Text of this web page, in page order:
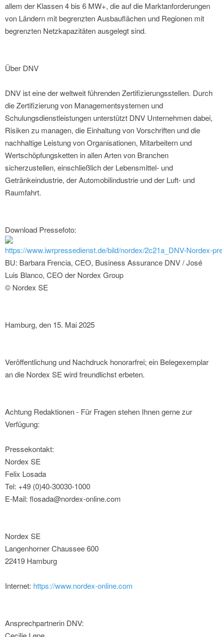
allem der Klassen 4 bis 6 MW+, die auf die Marktanforderungen
von Ländern mit begrenzten Ausbauflächen und Regionen mit
begrenzten Netzkapazitäten ausgelegt sind.
Über DNV
DNV ist eine der weltweit führenden Zertifizierungsstellen. Durch
die Zertifizierung von Managementsystemen und
Schulungsdienstleistungen unterstützt DNV Unternehmen dabei,
Risiken zu managen, die Einhaltung von Vorschriften und die
nachhaltige Leistung von Organisationen, Mitarbeitern und
Wertschöpfungsketten in allen Arten von Branchen
sicherzustellen, einschließlich der Lebensmittel- und
Getränkeindustrie, der Automobilindustrie und der Luft- und
Raumfahrt.
Download Pressefoto:
https://www.iwrpressedienst.de/bild/nordex/2c21a_DNV-Nordex-
BU: Barbara Frencia, CEO, Business Assurance DNV / José
Luis Blanco, CEO der Nordex Group
© Nordex SE
Hamburg, den 15. Mai 2025
Veröffentlichung und Nachdruck honorarfrei; ein Belegexemplar
an die Nordex SE wird freundlichst erbeten.
Achtung Redaktionen - Für Fragen stehen Ihnen gerne zur
Verfügung:
Pressekontakt:
Nordex SE
Felix Losada
Tel: +49 (0)40-30030-1000
E-Mail: flosada@nordex-online.com
Nordex SE
Langenhorner Chaussee 600
22419 Hamburg
Internet: https://www.nordex-online.com
Ansprechpartnerin DNV: